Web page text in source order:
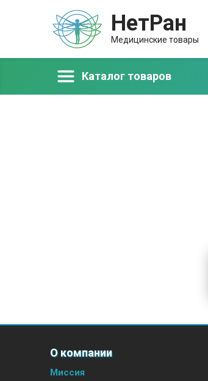
НетРан
Медицинские товары
Каталог товаров
О компании
Миссия